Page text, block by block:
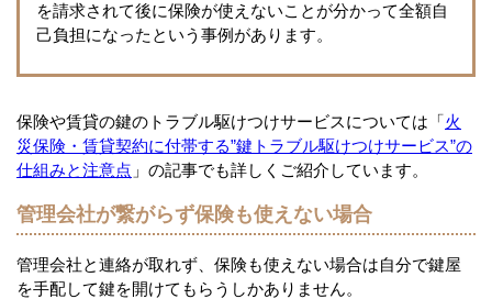
を請求されて後に保険が使えないことが分かって全額自
己負担になったという事例があります。
保険や賃貸の鍵のトラブル駆けつけサービスについては「火
災保険・賃貸契約に付帯する”鍵トラブル駆けつけサービス”の
仕組みと注意点 」の記事でも詳しくご紹介しています。
管理会社が繋がらず保険も使えない場合
管理会社と連絡が取れず、保険も使えない場合は自分で鍵屋
を手配して鍵を開けてもらうしかありません。